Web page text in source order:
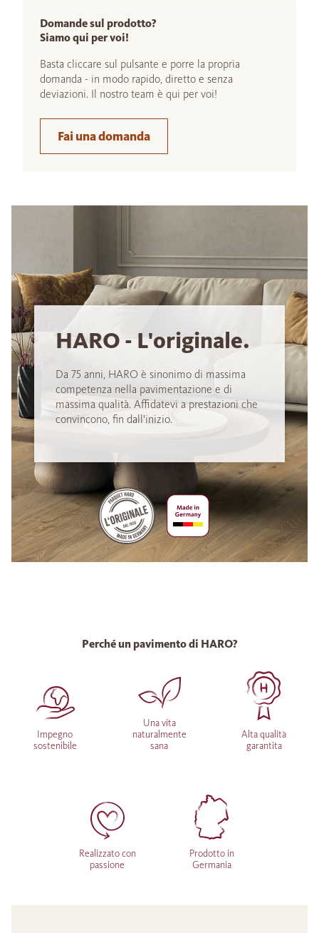
Domande sul prodotto?
Siamo qui per voi!
Basta cliccare sul pulsante e porre la propria
domanda - in modo rapido, diretto e senza
deviazioni. Il nostro team è qui per voi!
Fai una domanda
HARO - L'originale.
Da 75 anni, HARO è sinonimo di massima
competenza nella pavimentazione e di
massima qualità. Affidatevi a prestazioni che
convincono, fin dall'inizio.
Perché un pavimento di HARO?
Impegno
sostenibile
Una vita
naturalmente
sana
Alta qualità
garantita
Realizzato con
passione
Prodotto in
Germania